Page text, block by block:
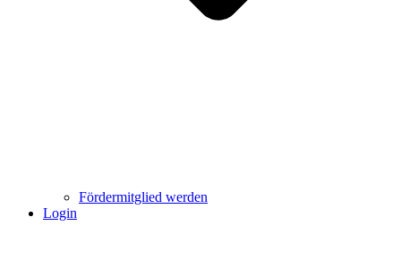
Fördermitglied werden
Login